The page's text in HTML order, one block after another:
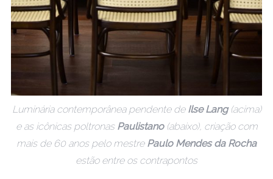
Luminária contemporânea pendente de Ilse Lang(acima)
e as icônicas poltronas Paulistano(abaixo), criação com
mais de 60 anos pelo mestre Paulo Mendes da Rocha
estão entre os contrapontos